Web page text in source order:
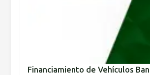
Financiamiento de Vehículos